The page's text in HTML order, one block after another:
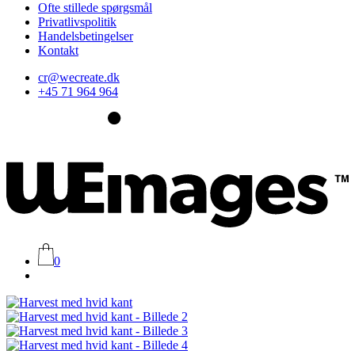
Ofte stillede spørgsmål
Privatlivspolitik
Handelsbetingelser
Kontakt
cr@wecreate.dk
+45 71 964 964
0